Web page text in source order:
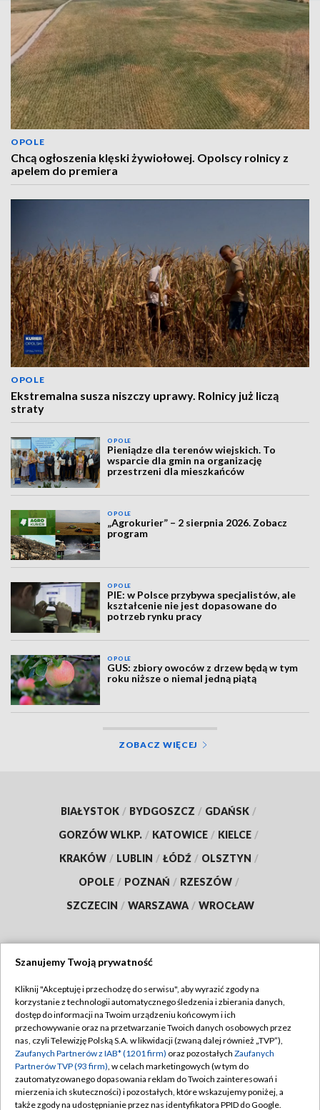
OPOLE
Chcą ogłoszenia klęski żywiołowej. Opolscy rolnicy z
apelem do premiera
OPOLE
Ekstremalna susza niszczy uprawy. Rolnicy już liczą
straty
OPOLE
Pieniądze dla terenów wiejskich. To
wsparcie dla gmin na organizację
przestrzeni dla mieszkańców
OPOLE
„Agrokurier” – 2 sierpnia 2026. Zobacz
program
OPOLE
PIE: w Polsce przybywa specjalistów, ale
kształcenie nie jest dopasowane do
potrzeb rynku pracy
OPOLE
GUS: zbiory owoców z drzew będą w tym
roku niższe o niemal jedną piątą
ZOBACZ WIĘCEJ
BIAŁYSTOK / BYDGOSZCZ / GDAŃSK /
GORZÓW WLKP. / KATOWICE / KIELCE /
KRAKÓW / LUBLIN / ŁÓDŹ / OLSZTYN /
OPOLE / POZNAŃ / RZESZÓW /
SZCZECIN / WARSZAWA / WROCŁAW
TVP
Abonament TVP
Emisja w TVP
Centrum informacji TVP
Naziemna Telewizja Cyfrowa
Regulamin TVP
Polityka prywatności
Moje zgody
Pomoc
Szanujemy Twoją prywatność
Kliknij "Akceptuję i przechodzę do serwisu", aby wyrazić zgody na
korzystanie z technologii automatycznego śledzenia i zbierania danych,
dostęp do informacji na Twoim urządzeniu końcowym i ich
przechowywanie oraz na przetwarzanie Twoich danych osobowych przez
nas, czyli Telewizję Polską S.A. w likwidacji (zwaną dalej również „TVP”),
Zaufanych Partnerów z IAB* (1201 firm) oraz pozostałych Zaufanych
Partnerów TVP (93 firm), w celach marketingowych (w tym do
zautomatyzowanego dopasowania reklam do Twoich zainteresowań i
mierzenia ich skuteczności) i pozostałych, które wskazujemy poniżej, a
także zgody na udostępnianie przez nas identyfikatora PPID do Google.